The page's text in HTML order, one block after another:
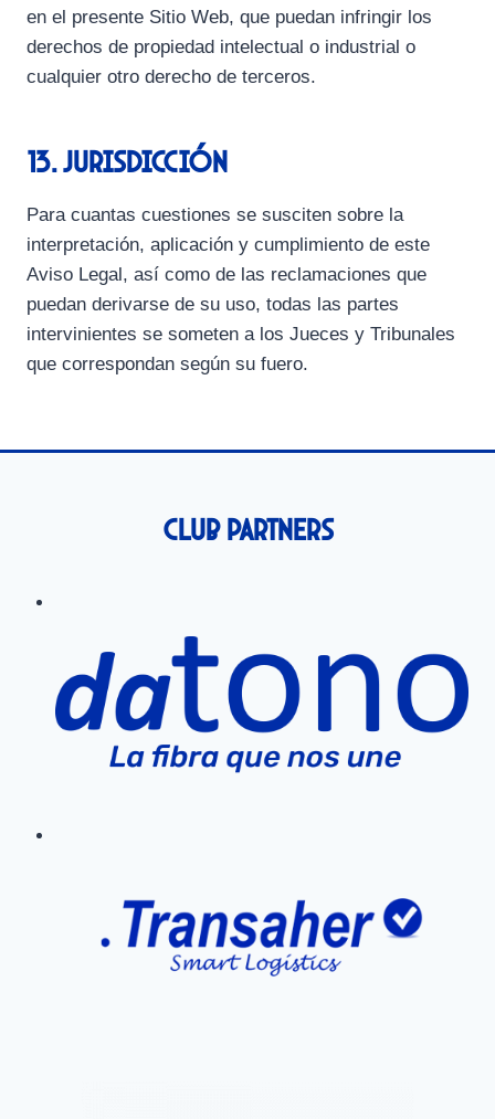
en el presente Sitio Web, que puedan infringir los
derechos de propiedad intelectual o industrial o
cualquier otro derecho de terceros.
13. Jurisdicción
Para cuantas cuestiones se susciten sobre la
interpretación, aplicación y cumplimiento de este
Aviso Legal, así como de las reclamaciones que
puedan derivarse de su uso, todas las partes
intervinientes se someten a los Jueces y Tribunales
que correspondan según su fuero.
Club Partners